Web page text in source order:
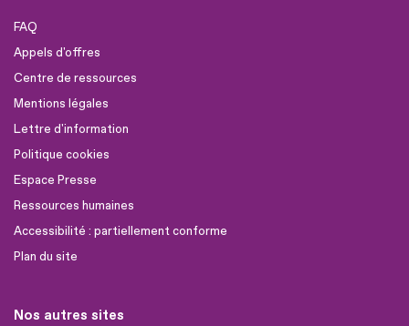
FAQ
Appels d'offres
Centre de ressources
Mentions légales
Lettre d'information
Politique cookies
Espace Presse
Ressources humaines
Accessibilité : partiellement conforme
Plan du site
Nos autres sites